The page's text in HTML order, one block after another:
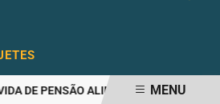
ALIMENTÍCIA AÇOUGUEIRO
MENU